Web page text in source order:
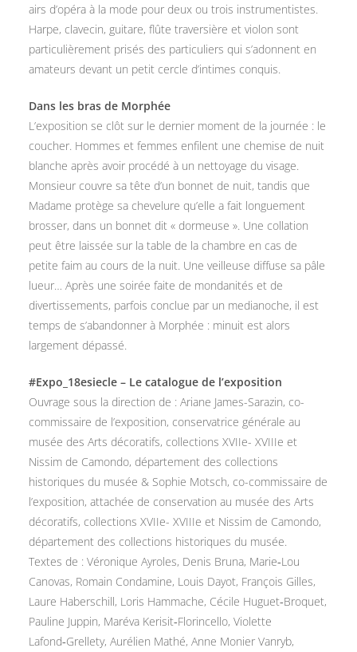
airs d’opéra à la mode pour deux ou trois instrumentistes.
Harpe, clavecin, guitare, flûte traversière et violon sont
particulièrement prisés des particuliers qui s’adonnent en
amateurs devant un petit cercle d’intimes conquis.
Dans les bras de Morphée
L’exposition se clôt sur le dernier moment de la journée : le
coucher. Hommes et femmes enfilent une chemise de nuit
blanche après avoir procédé à un nettoyage du visage.
Monsieur couvre sa tête d’un bonnet de nuit, tandis que
Madame protège sa chevelure qu’elle a fait longuement
brosser, dans un bonnet dit « dormeuse ». Une collation
peut être laissée sur la table de la chambre en cas de
petite faim au cours de la nuit. Une veilleuse diffuse sa pâle
lueur… Après une soirée faite de mondanités et de
divertissements, parfois conclue par un medianoche, il est
temps de s’abandonner à Morphée : minuit est alors
largement dépassé.
#Expo_18esiecle – Le catalogue de l’exposition
Ouvrage sous la direction de : Ariane James-Sarazin, co-
commissaire de l’exposition, conservatrice générale au
musée des Arts décoratifs, collections XVIIe- XVIIIe et
Nissim de Camondo, département des collections
historiques du musée & Sophie Motsch, co-commissaire de
l’exposition, attachée de conservation au musée des Arts
décoratifs, collections XVIIe- XVIIIe et Nissim de Camondo,
département des collections historiques du musée.
Textes de : Véronique Ayroles, Denis Bruna, Marie‑Lou
Canovas, Romain Condamine, Louis Dayot, François Gilles,
Laure Haberschill, Loris Hammache, Cécile Huguet‑Broquet,
Pauline Juppin, Maréva Kerisit‑Florincello, Violette
Lafond‑Grellety, Aurélien Mathé, Anne Monier Vanryb,